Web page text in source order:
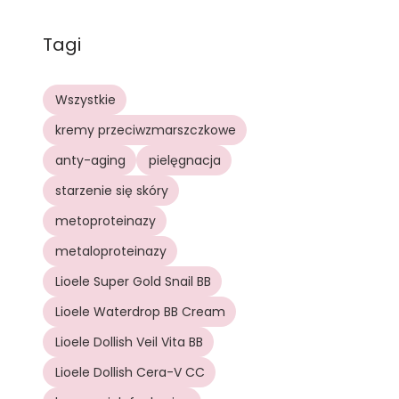
Tagi
Wszystkie
kremy przeciwzmarszczkowe
anty-aging
pielęgnacja
starzenie się skóry
metoproteinazy
metaloproteinazy
Lioele Super Gold Snail BB
Lioele Waterdrop BB Cream
Lioele Dollish Veil Vita BB
Lioele Dollish Cera-V CC